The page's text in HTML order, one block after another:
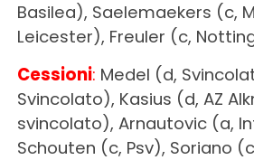
Basilea), Saelemaekers (c,
Leicester), Freuler (c,
Cessioni: Medel (d,
Svincolato), Kasius (d, AZ
svincolato), Arnautovic (a,
Schouten (c, Psv), Soriano